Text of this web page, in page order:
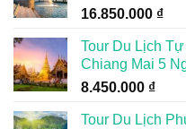
16.850.000 ₫
Tour Du Lịch
Chiang Mai 5
8.450.000 ₫
Tour Du Lịch